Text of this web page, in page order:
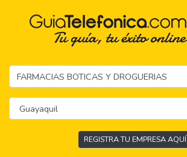
REGISTRA TU EMPRESA AQUÍ